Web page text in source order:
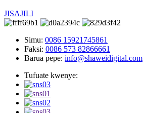
JISAJILI
Simu: 0086 15921745861
Faksi: 0086 573 82866661
Barua pepe: info@shaweidigital.com
Tufuate kwenye: